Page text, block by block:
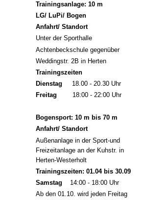
Trainingsanlage: 10 m
LG/ LuPi/ Bogen
Anfahrt/ Standort
Unter der Sporthalle
Achtenbeckschule gegenüber
Weddingstr. 2B in Herten
Trainingszeiten
Dienstag 18.00 - 20.30 Uhr
Freitag 18:00 - 22:00 Uhr
Bogensport: 10 m bis 70 m
Anfahrt/ Standort
Außenanlage in der Sport-und
Freizeitanlage an der Kuhstr. in
Herten-Westerholt
Trainingszeiten: 01.04 bis 30.09
Samstag
14:00 - 18:00 Uhr
Ab den 01.10. wird jeden Freitag